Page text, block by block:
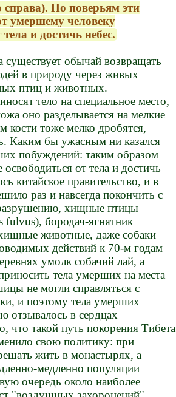
По поверьям эти
умершему человеку
тела и достичь небес.
существует обычай возвращать
в природу через живых
птиц и животных.
тело на специальное место,
оно разделывается на мелкие
кости тоже мелко дробятся,
Каким бы ужасным ни казался
побуждений: таким образом
от тела и достичь
китайское правительство, и в
раз и навсегда покончить с
хищные птицы —
fulvus), бородач-ягнятник
животные, даже собаки —
действий к 70-м годам
умолк собачий лай, а
тела умерших на места
не могли справляться с
и поэтому тела умерших
отзывалось в сердцах
что такой путь покорения Тибета
свою политику: при
жить в монастырях, а
медленно популяции
очередь около наиболее